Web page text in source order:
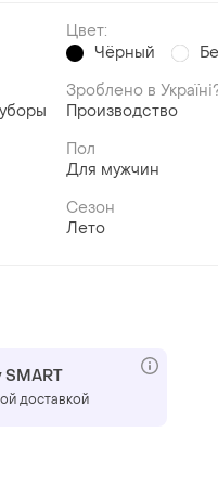
Цвет:
Чёрный
Зроблено в
Производство
Пол
Для мужчин
Сезон
Лето
доставкой